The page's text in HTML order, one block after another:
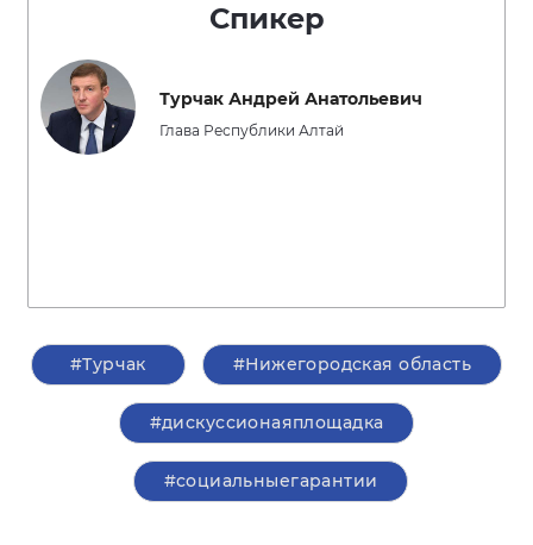
Спикер
Турчак Андрей Анатольевич
Глава Республики Алтай
#Турчак #Нижегородская область
#дискуссионаяплощадка
#социальныегарантии